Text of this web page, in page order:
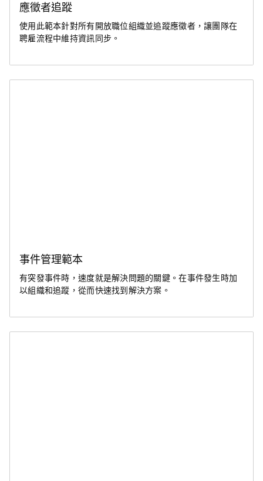
應徵者追蹤
使用此範本針對所有開放職位組織並追蹤應徵者，讓團隊在
聘雇流程中維持資訊同步。
事件管理範本
有突發事件時，速度就是解決問題的關鍵。在事件發生時加
以組織和追蹤，從而快速找到解決方案。